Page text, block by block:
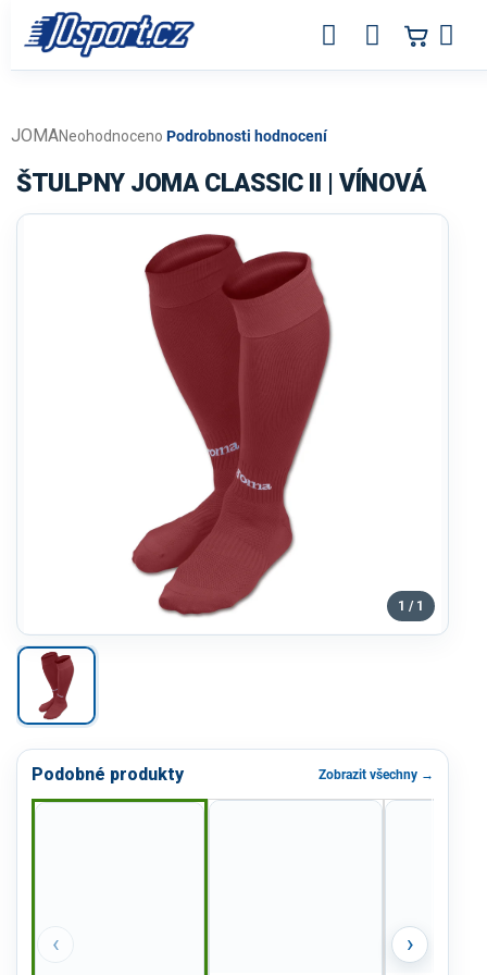
obsah
Průměrné
produktu
je
0,0
Neohodnoceno Podrobnosti hodnocení
JOMA
ŠTULPNY JOMA CLASSIC II | VÍNOVÁ
1 / 1
Podobné produkty Zobrazit všechny →
‹ ›